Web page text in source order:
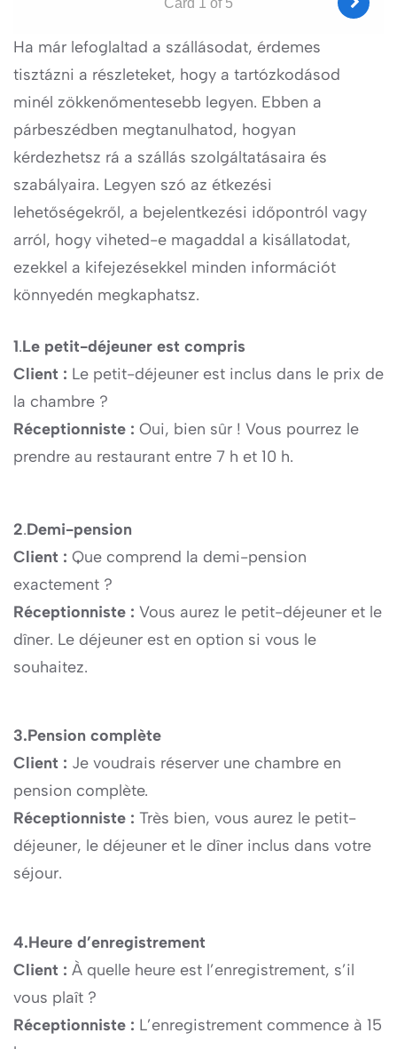
Ha már lefoglaltad a szállásodat, érdemes
tisztázni a részleteket, hogy a tartózkodásod
minél zökkenőmentesebb legyen. Ebben a
párbeszédben megtanulhatod, hogyan
kérdezhetsz rá a szállás szolgáltatásaira és
szabályaira. Legyen szó az étkezési
lehetőségekről, a bejelentkezési időpontról vagy
arról, hogy viheted-e magaddal a kisállatodat,
ezekkel a kifejezésekkel minden információt
könnyedén megkaphatsz.
1.Le petit-déjeuner est compris
Client : Le petit-déjeuner est inclus dans le prix de
la chambre ?
Réceptionniste : Oui, bien sûr ! Vous pourrez le
prendre au restaurant entre 7 h et 10 h.
2.Demi-pension
Client : Que comprend la demi-pension
exactement ?
Réceptionniste : Vous aurez le petit-déjeuner et le
dîner. Le déjeuner est en option si vous le
souhaitez.
3.Pension complète
Client : Je voudrais réserver une chambre en
pension complète.
Réceptionniste : Très bien, vous aurez le petit-
déjeuner, le déjeuner et le dîner inclus dans votre
séjour.
4.Heure d’enregistrement
Client : À quelle heure est l’enregistrement, s’il
vous plaît ?
Réceptionniste : L’enregistrement commence à 15